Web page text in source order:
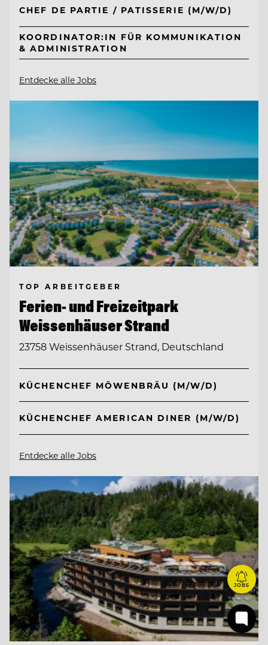
CHEF DE PARTIE / PATISSERIE (M/W/D)
KOORDINATOR:IN FÜR KOMMUNIKATION
& ADMINISTRATION
Entdecke alle Jobs
TOP ARBEITGEBER
Ferien- und Freizeitpark
Weissenhäuser Strand
23758 Weissenhäuser Strand, Deutschland
KÜCHENCHEF MÖWENBRÄU (M/W/D)
KÜCHENCHEF AMERICAN DINER (M/W/D)
Entdecke alle Jobs
JOBS